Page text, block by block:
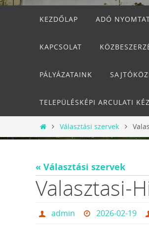
KEZDŐLAP
ADÓ
KAPCSOLAT
PÁLYÁZATAINK
TELEPÜLÉSKÉPI ARCULATI
Otthon
Választási szervek
« Választási szervek
Valasztasi-
admin 2026-02-19